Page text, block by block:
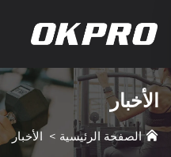
الأخبار
الصفحة الرئيسية > الأخبار